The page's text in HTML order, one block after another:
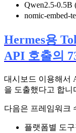
Qwen2.5-
nomic-embed-
Hermes용
API 호출의
대시보드 이용해서
을 도출했다고 합니
다음은 프레임워크
플랫폼별 도